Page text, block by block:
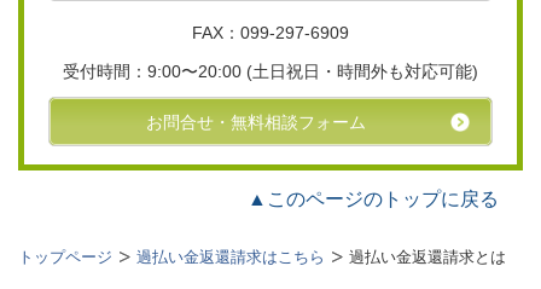
FAX：099-297-6909
受付時間：9:00〜20:00 (土日祝日・時間外も対応可能)
お問合せ・無料相談フォーム
▲このページのトップに戻る
トップページ 過払い金返還請求はこちら 過払い金返還請求とは